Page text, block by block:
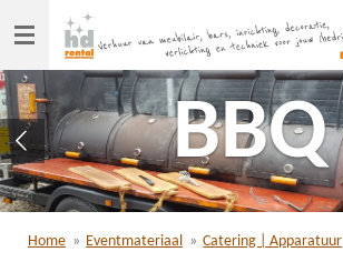
Ga
direct
naar
de
hoofdinhoud
BBQ
Home » Eventmateriaal » Catering | Apparatuur